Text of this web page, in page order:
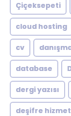
Çiçeksepeti
cloud hosting
cv
database
dergi yazısı
deşifre